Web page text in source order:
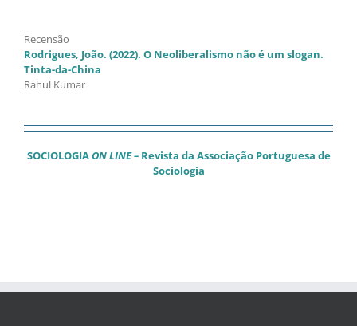
Recensão
Rodrigues, João. (2022). O Neoliberalismo não é um slogan.
Tinta-da-China
Rahul Kumar
SOCIOLOGIAON LINE – Revista da Associação Portuguesa de
Sociologia